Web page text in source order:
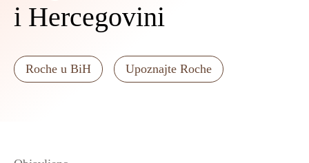
i Hercegovini
Roche u BiH Upoznajte Roche